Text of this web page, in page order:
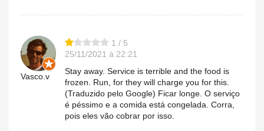
Vasco.v
1 / 5
25/11/2021 à 22:21
Stay away. Service is terrible and the food is
frozen. Run, for they will charge you for this.
(Traduzido pelo Google) Ficar longe. O serviço
é péssimo e a comida está congelada. Corra,
pois eles vão cobrar por isso.